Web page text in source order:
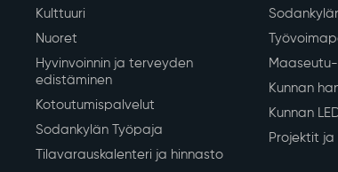
Kulttuuri
Nuoret
Hyvinvoinnin ja terveyden
edistäminen
Kotoutumispalvelut
Sodankylän Työpaja
Tilavarauskalenteri ja hinnasto
Kunnan
Kunnan
Projektit ja